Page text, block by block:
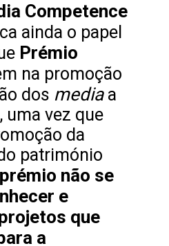
Competence
ainda o papel
Prémio
na promoção
dos media a
uma vez que
da
património
não se
e
que
a